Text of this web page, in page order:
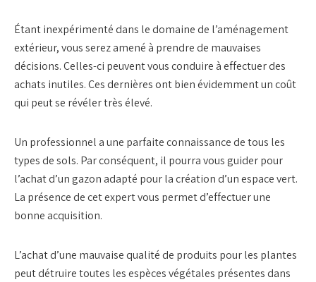
Étant inexpérimenté dans le domaine de l’aménagement
extérieur, vous serez amené à prendre de mauvaises
décisions. Celles-ci peuvent vous conduire à effectuer des
achats inutiles. Ces dernières ont bien évidemment un coût
qui peut se révéler très élevé.
Un professionnel a une parfaite connaissance de tous les
types de sols. Par conséquent, il pourra vous guider pour
l’achat d’un gazon adapté pour la création d’un espace vert.
La présence de cet expert vous permet d’effectuer une
bonne acquisition.
L’achat d’une mauvaise qualité de produits pour les plantes
peut détruire toutes les espèces végétales présentes dans